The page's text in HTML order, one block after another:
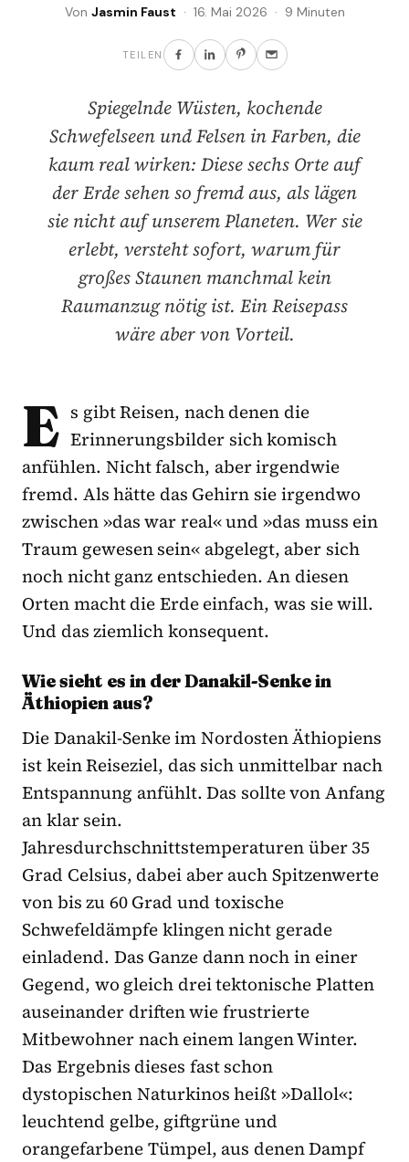
Von Jasmin Faust · 16. Mai 2026 · 9 Minuten
TEILEN
Spiegelnde Wüsten, kochende
Schwefelseen und Felsen in Farben, die
kaum real wirken: Diese sechs Orte auf
der Erde sehen so fremd aus, als lägen
sie nicht auf unserem Planeten. Wer sie
erlebt, versteht sofort, warum für
großes Staunen manchmal kein
Raumanzug nötig ist. Ein Reisepass
wäre aber von Vorteil.
E s gibt Reisen, nach denen die
Erinnerungsbilder sich komisch
anfühlen. Nicht falsch, aber irgendwie
fremd. Als hätte das Gehirn sie irgendwo
zwischen »das war real« und »das muss ein
Traum gewesen sein« abgelegt, aber sich
noch nicht ganz entschieden. An diesen
Orten macht die Erde einfach, was sie will.
Und das ziemlich konsequent.
Wie sieht es in der Danakil-Senke in
Äthiopien aus?
Die Danakil-Senke im Nordosten Äthiopiens
ist kein Reiseziel, das sich unmittelbar nach
Entspannung anfühlt. Das sollte von Anfang
an klar sein.
Jahresdurchschnittstemperaturen über 35
Grad Celsius, dabei aber auch Spitzenwerte
von bis zu 60 Grad und toxische
Schwefeldämpfe klingen nicht gerade
einladend. Das Ganze dann noch in einer
Gegend, wo gleich drei tektonische Platten
auseinander driften wie frustrierte
Mitbewohner nach einem langen Winter.
Das Ergebnis dieses fast schon
dystopischen Naturkinos heißt »Dallol«:
leuchtend gelbe, giftgrüne und
orangefarbene Tümpel, aus denen Dampf